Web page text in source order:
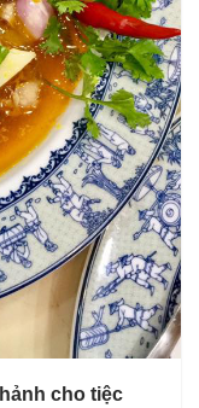
cho tiệc